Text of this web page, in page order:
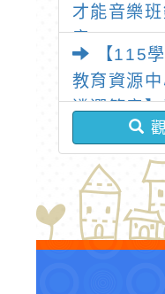
才能音樂
章
【115
教育資源
遴選簡章
園市身心
專業工作